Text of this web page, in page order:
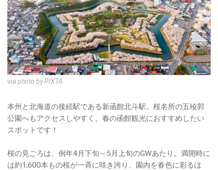
via photo by PIXTA
本州と北海道の接続駅である新函館北斗駅。桜名所の五稜郭
公園へもアクセスしやすく、春の函館観光におすすめしたい
スポットです！
桜の見ごろは、例年4月下旬～5月上旬のGWあたり。満開時に
は約1,600本もの桜が一斉に咲き誇り、園内を春色に彩るほ